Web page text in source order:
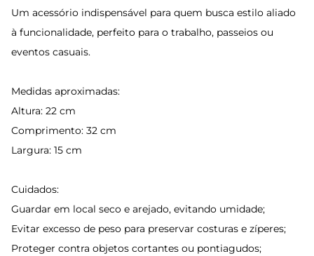
Um acessório indispensável para quem busca estilo aliado
à funcionalidade, perfeito para o trabalho, passeios ou
eventos casuais.
Medidas aproximadas:
Altura: 22 cm
Comprimento: 32 cm
Largura: 15 cm
Cuidados:
Guardar em local seco e arejado, evitando umidade;
Evitar excesso de peso para preservar costuras e zíperes;
Proteger contra objetos cortantes ou pontiagudos;